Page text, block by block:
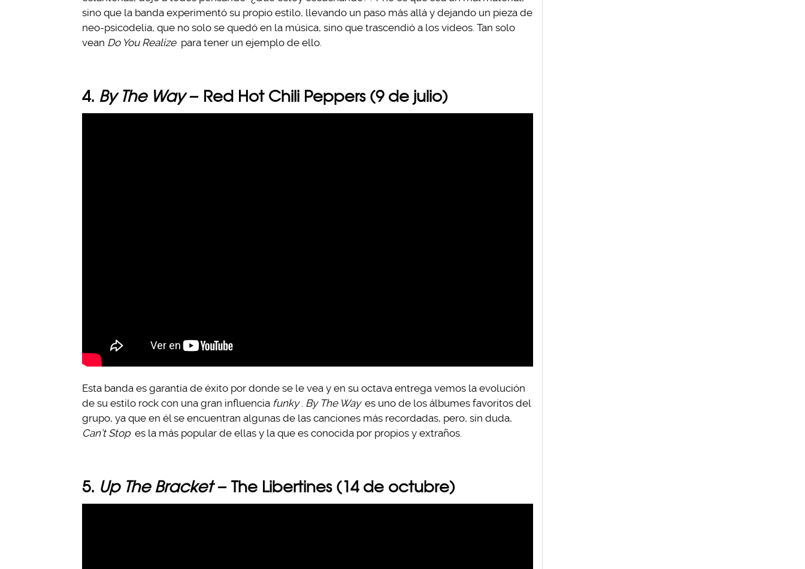
sino que la banda experimentó su propio estilo, llevando un paso más allá y dejando un pieza de
neo-psicodelia, que no solo se quedó en la música, sino que trascendió a los videos. Tan solo
vean Do You Realize para tener un ejemplo de ello.
4. By The Way – Red Hot Chili Peppers (9 de julio)
Esta banda es garantía de éxito por donde se le vea y en su octava entrega vemos la evolución
de su estilo rock con una gran influencia funky . By The Way es uno de los álbumes favoritos del
grupo, ya que en él se encuentran algunas de las canciones más recordadas, pero, sin duda,
Can’t Stop es la más popular de ellas y la que es conocida por propios y extraños.
5. Up The Bracket – The Libertines (14 de octubre)